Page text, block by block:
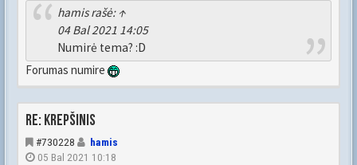
hamisrašė: ↑
04 Bal 2021 14:05
Numirė tema? :D
Forumas numire
Re: Krepšinis
#730228
hamis
05 Bal 2021 10:18